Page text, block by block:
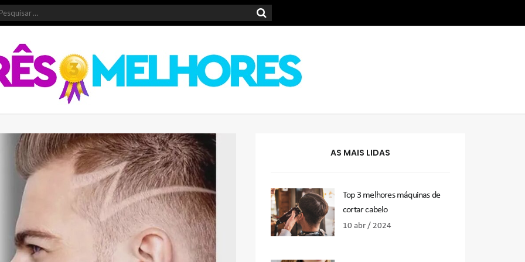
AS MAIS LIDAS
Top 3 melhores máquinas de
cortar cabelo
10 abr / 2024